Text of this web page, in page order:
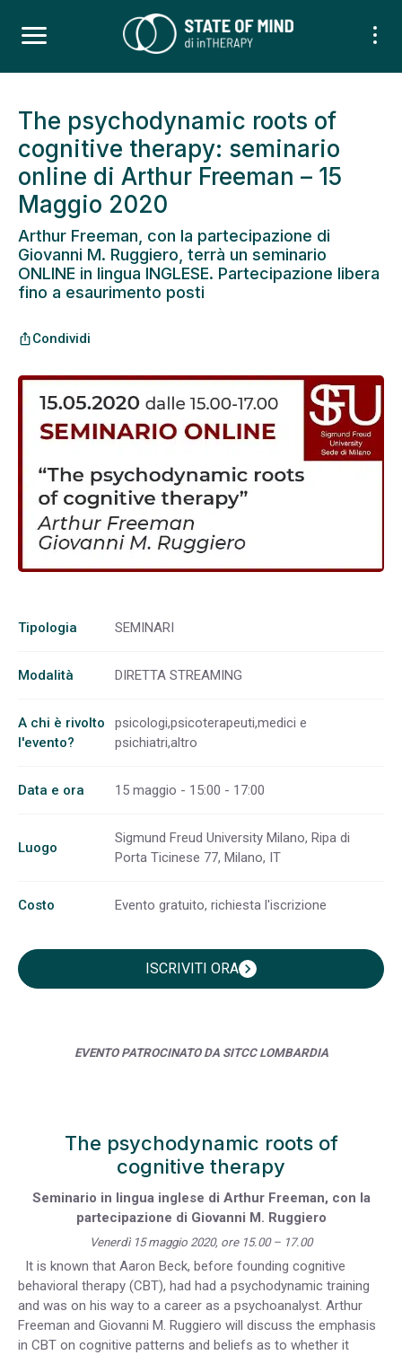
The psychodynamic roots of
cognitive therapy: seminario
online di Arthur Freeman – 15
Maggio 2020
Arthur Freeman, con la partecipazione di
Giovanni M. Ruggiero, terrà un seminario
ONLINE in lingua INGLESE. Partecipazione libera
fino a esaurimento posti
ios_shareCondividi
Tipologia SEMINARI
Modalità DIRETTA STREAMING
A chi è rivolto
l'evento?
psicologi,psicoterapeuti,medici e
psichiatri,altro
Data e ora 15 maggio - 15:00 - 17:00
Luogo
Sigmund Freud University Milano, Ripa di
Porta Ticinese 77, Milano, IT
Costo Evento gratuito, richiesta l'iscrizione
ISCRIVITI ORAchevron_right
EVENTO PATROCINATO DA SITCC LOMBARDIA
The psychodynamic roots of
cognitive therapy
Seminario in lingua inglese di Arthur Freeman, con la
partecipazione di Giovanni M. Ruggiero
Venerdì 15 maggio 2020, ore 15.00 – 17.00
It is known that Aaron Beck, before founding cognitive
behavioral therapy (CBT), had had a psychodynamic training
and was on his way to a career as a psychoanalyst. Arthur
Freeman and Giovanni M. Ruggiero will discuss the emphasis
in CBT on cognitive patterns and beliefs as to whether it